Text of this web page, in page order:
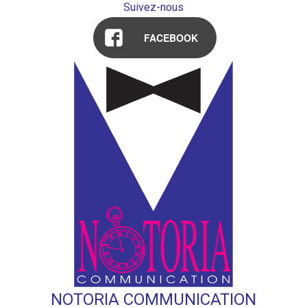
Suivez-nous
FACEBOOK
NOTORIA COMMUNICATION